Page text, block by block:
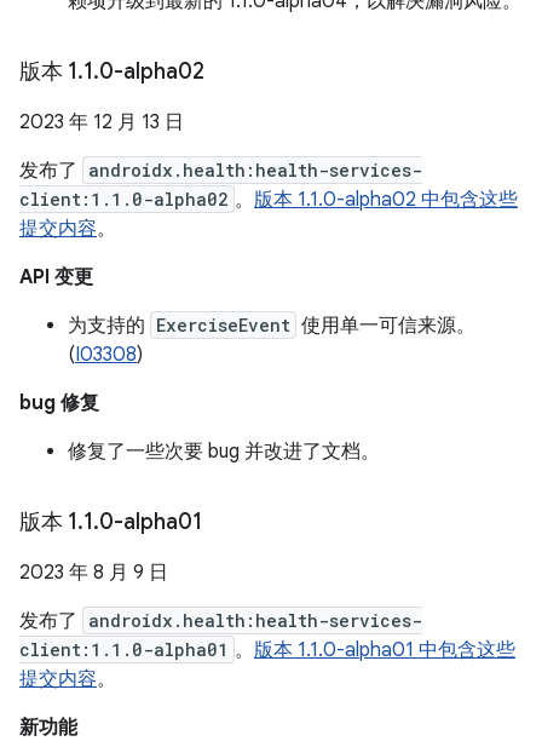
版本 1.1.0-alpha02
2023 年 12 月 13 日
发布了
androidx.health:health-services-
client:1.1.0-alpha02 。 版本 1.1.0-alpha02 中包含这些
提交内容。
API 变更
为支持的 ExerciseEvent 使用单一可信来源。
(I03308)
bug 修复
修复了一些次要 bug 并改进了文档。
版本 1.1.0-alpha01
2023 年 8 月 9 日
发布了
androidx.health:health-services-
client:1.1.0-alpha01 。 版本 1.1.0-alpha01 中包含这些
提交内容。
新功能